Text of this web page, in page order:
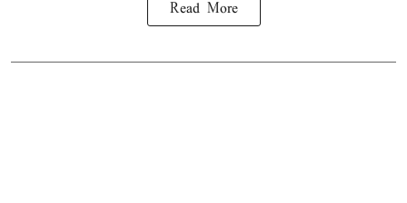
Read More